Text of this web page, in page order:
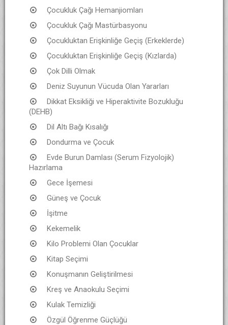
Çocukluk Çağı Hemanjiomları
Çocukluk Çağı Mastürbasyonu
Çocukluktan Erişkinliğe Geçiş (Erkeklerde)
Çocukluktan Erişkinliğe Geçiş (Kızlarda)
Çok Dilli Olmak
Deniz Suyunun Vücuda Olan Yararları
Dikkat Eksikliği ve Hiperaktivite Bozukluğu
(DEHB)
Dil Altı Bağı Kısalığı
Dondurma ve Çocuk
Evde Burun Damlası (Serum Fizyolojik)
Hazırlama
Gece İşemesi
Güneş ve Çocuk
İşitme
Kekemelik
Kilo Problemi Olan Çocuklar
Kitap Seçimi
Konuşmanın Geliştirilmesi
Kreş ve Anaokulu Seçimi
Kulak Temizliği
Özgül Öğrenme Güçlüğü